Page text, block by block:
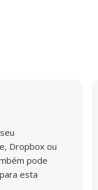
Dropbox ou
pode
esta